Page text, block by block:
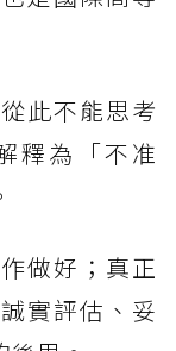
此不能思考
釋為「不准
做好；真正
實評估、妥